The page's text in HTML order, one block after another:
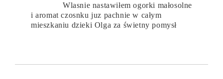
Wlasnie nastawiłem ogorki małosolne
i aromat czosnku juz pachnie w całym
mieszkaniu dzieki Olga za świetny pomysł